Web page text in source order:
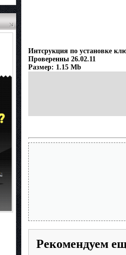
Интсрукция по установке
Проверенны 26.02.11
Размер: 1.15 Mb
Рекомендуем